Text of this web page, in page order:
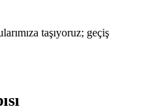
taşıyoruz; geçiş